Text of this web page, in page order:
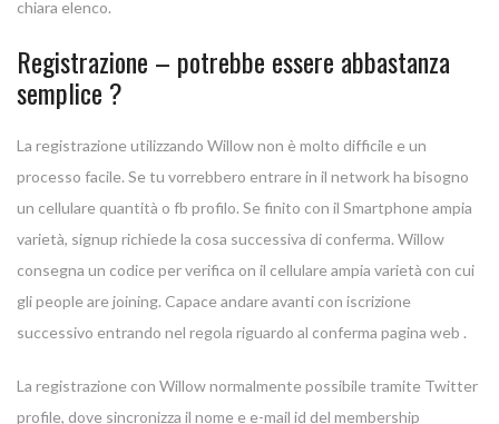
chiara elenco.
Registrazione – potrebbe essere abbastanza
semplice ?
La registrazione utilizzando Willow non è molto difficile e un
processo facile. Se tu vorrebbero entrare in il network ha bisogno
un cellulare quantità o fb profilo. Se finito con il Smartphone ampia
varietà, signup richiede la cosa successiva di conferma. Willow
consegna un codice per verifica on il cellulare ampia varietà con cui
gli people are joining. Capace andare avanti con iscrizione
successivo entrando nel regola riguardo al conferma pagina web .
La registrazione con Willow normalmente possibile tramite Twitter
profile, dove sincronizza il nome e e-mail id del membership